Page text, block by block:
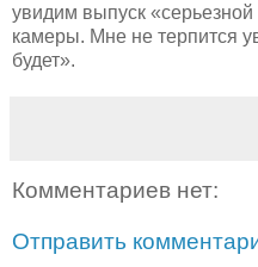
увидим выпуск
камеры. Мне не терпится
будет».
Комментариев нет:
Отправить